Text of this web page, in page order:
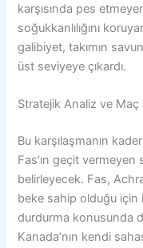
karşısında pes
soğukkanlılığını
galibiyet, takımın
üst seviyeye çıkardı.
Stratejik Analiz ve Maç
Bu karşılaşmanın
Fas’ın geçit
belirleyecek. Fas,
beke sahip olduğu için
durdurma konusunda
Kanada’nın kendi